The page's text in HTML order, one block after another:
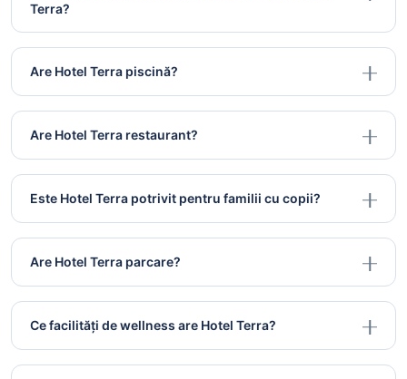
Terra?
Are Hotel Terra piscină?
Are Hotel Terra restaurant?
Este Hotel Terra potrivit pentru familii cu copii?
Are Hotel Terra parcare?
Ce facilități de wellness are Hotel Terra?